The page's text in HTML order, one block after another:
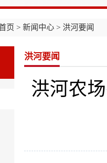
页 > 新闻中心 > 洪河要闻
洪河要闻
洪河农